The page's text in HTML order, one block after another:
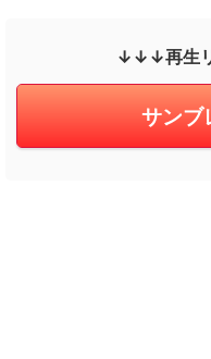
↓↓↓再生
サンブ